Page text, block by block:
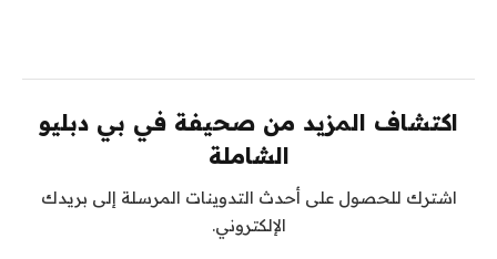
اكتشاف المزيد من صحيفة في بي دبليو
الشاملة
اشترك للحصول على أحدث التدوينات المرسلة إلى بريدك
الإلكتروني.